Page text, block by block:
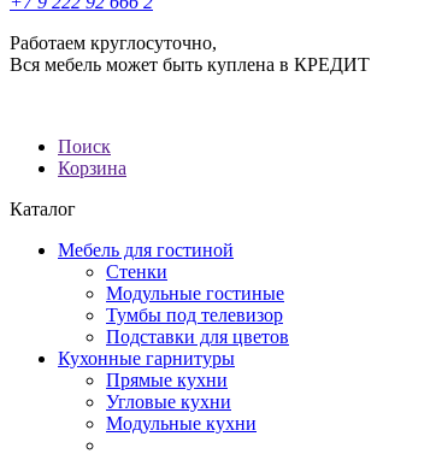
Работаем круглосуточно,
Вся мебель может быть куплена в КРЕДИТ
Поиск
Корзина
Каталог
Мебель для гостиной
Стенки
Модульные гостиные
Тумбы под телевизор
Подставки для цветов
Кухонные гарнитуры
Прямые кухни
Угловые кухни
Модульные кухни